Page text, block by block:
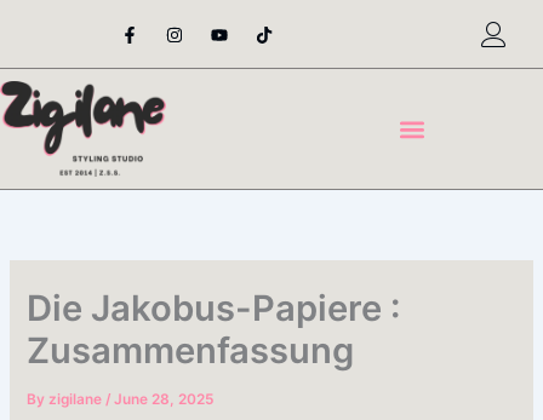
content
F
a
e
o
o
-
I
n
t
Y
o
t
T
i
t
Die Jakobus-Papiere :
Zusammenfassung
Byzigilane/June 28, 2025